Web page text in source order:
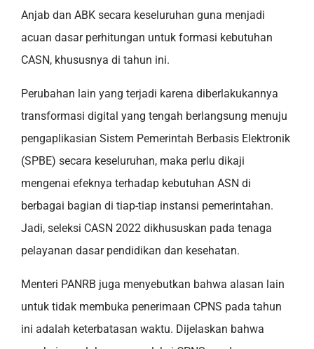
Anjab dan ABK secara keseluruhan guna menjadi
acuan dasar perhitungan untuk formasi kebutuhan
CASN, khususnya di tahun ini.
Perubahan lain yang terjadi karena diberlakukannya
transformasi digital yang tengah berlangsung menuju
pengaplikasian Sistem Pemerintah Berbasis Elektronik
(SPBE) secara keseluruhan, maka perlu dikaji
mengenai efeknya terhadap kebutuhan ASN di
berbagai bagian di tiap-tiap instansi pemerintahan.
Jadi, seleksi CASN 2022 dikhususkan pada tenaga
pelayanan dasar pendidikan dan kesehatan.
Menteri PANRB juga menyebutkan bahwa alasan lain
untuk tidak membuka penerimaan CPNS pada tahun
ini adalah keterbatasan waktu. Dijelaskan bahwa